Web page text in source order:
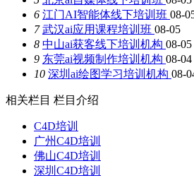
6 江门AI智能体线下培训班 08-
7 武汉ai应用课程培训班 08-05
8 中山ai获客线下培训机构 08-05
9 东莞ai视频制作培训机构 08-04
10 深圳ai绘图学习培训机构 08-
相关栏目 栏目介绍
C4D培训
广州C4D培训
佛山C4D培训
深圳C4D培训